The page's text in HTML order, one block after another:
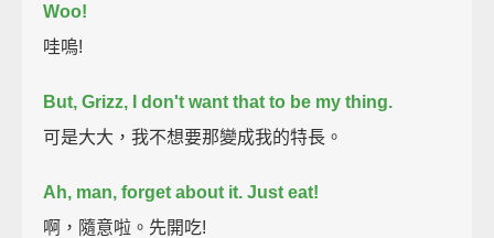
Woo!
哇嗚!
But, Grizz, I don't want that to be my thing.
可是大大，我不想要那變成我的特長。
Ah, man, forget about it. Just eat!
啊，隨意啦。先開吃!